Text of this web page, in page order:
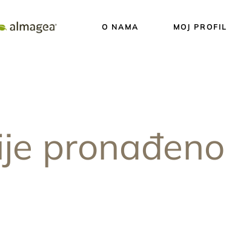
O NAMA MOJ PROFIL
pronađeno